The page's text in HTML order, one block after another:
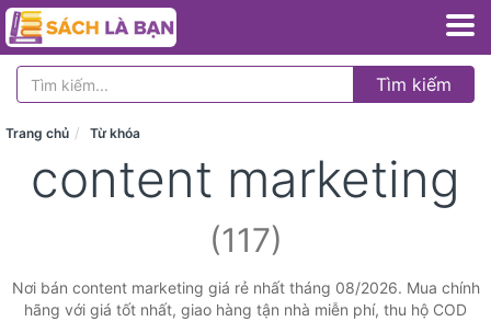
Tìm kiếm
Trang chủ Từ khóa
content marketing
(117)
Nơi bán content marketing giá rẻ nhất tháng 08/2026. Mua chính
hãng với giá tốt nhất, giao hàng tận nhà miễn phí, thu hộ COD